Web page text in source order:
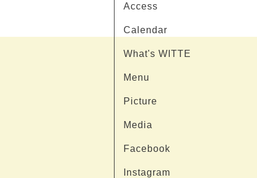
Access
Calendar
What's WITTE
Menu
Picture
Media
Facebook
Instagram